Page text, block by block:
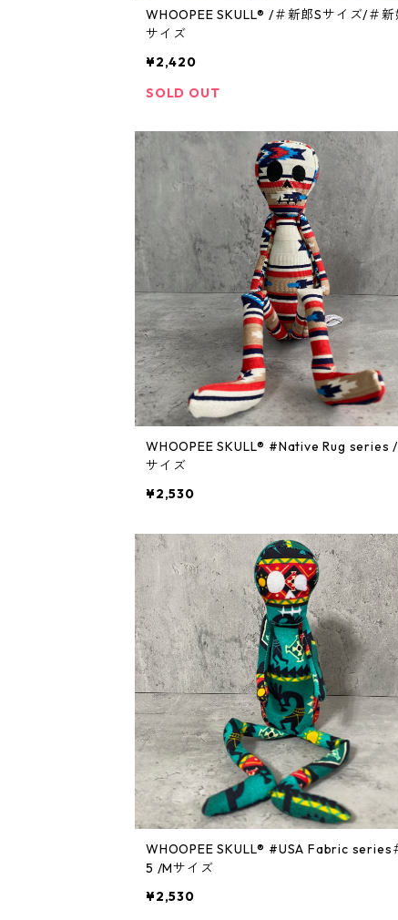
WHOOPEE SKULL® /＃新郎Sサイズ/＃新婦S
サイズ
¥2,420
SOLD OUT
WHOOPEE SKULL® #Native Rug series /M
サイズ
¥2,530
WHOOPEE SKULL® #USA Fabric series＃6
5 /Mサイズ
¥2,530